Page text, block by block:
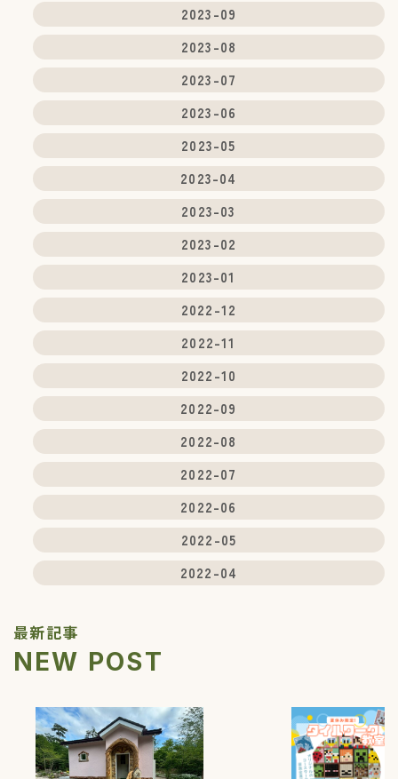
最新記事
NEW POST
2023-09
2023-08
2023-07
2023-06
2023-05
2023-04
2023-03
2023-02
2023-01
2022-12
2022-11
2022-10
2022-09
2022-08
2022-07
2022-06
2022-05
2022-04